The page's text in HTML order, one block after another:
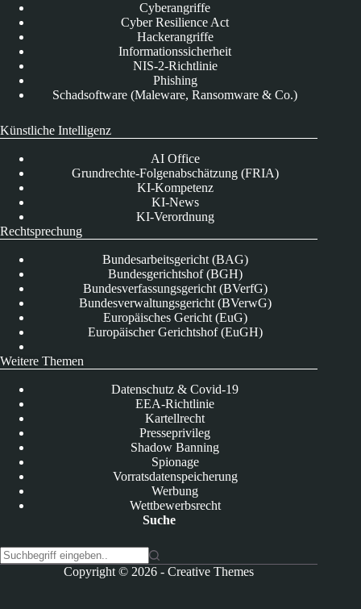
Cyberangriffe
Cyber Resilience Act
Hackerangriffe
Informationssicherheit
NIS-2-Richtlinie
Phishing
Schadsoftware (Maleware, Ransomware & Co.)
Künstliche Intelligenz
AI Office
Grundrechte-Folgenabschätzung (FRIA)
KI-Kompetenz
KI-News
KI-Verordnung
Rechtsprechung
Bundesarbeitsgericht (BAG)
Bundesgerichtshof (BGH)
Bundesverfassungsgericht (BVerfG)
Bundesverwaltungsgericht (BVerwG)
Europäisches Gericht (EuG)
Europäischer Gerichtshof (EuGH)
Weitere Themen
Datenschutz & Covid-19
EEA-Richtlinie
Kartellrecht
Presseprivileg
Shadow Banning
Spionage
Vorratsdatenspeicherung
Werbung
Wettbewerbsrecht
Suche
Copyright © 2026 -Creative Themes